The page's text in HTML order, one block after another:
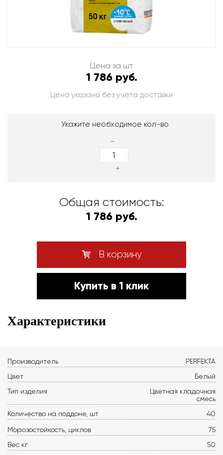
Цена за шт
1 786 руб.
Цена указана без учёта доставки
Укажите необходимое кол-во
-
+
Общая стоимость:
1 786 руб.
В корзину
Купить в 1 клик
Характеристики
Производитель
PERFEKTA
Цвет
Белый
Тип изделия
Цветная кладочная
смесь
Количество на поддоне, шт
40
Морозостойкость, циклов
75
Вес кг
50